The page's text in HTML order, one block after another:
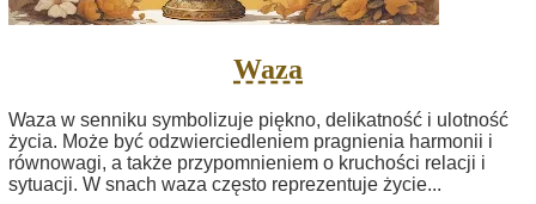
Waza
Waza w senniku symbolizuje piękno, delikatność i ulotność
życia. Może być odzwierciedleniem pragnienia harmonii i
równowagi, a także przypomnieniem o kruchości relacji i
sytuacji. W snach waza często reprezentuje życie...